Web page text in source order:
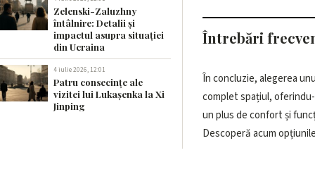
Zelenski-Zaluzhny
întâlnire: Detalii și
impactul asupra situației
din Ucraina
4 iulie 2026, 12:01
Patru consecințe ale
vizitei lui Lukașenka la Xi
Jinping
Întrebări
În concluzie, alegerea
complet spațiul,
un plus de confort și
Descoperă acum